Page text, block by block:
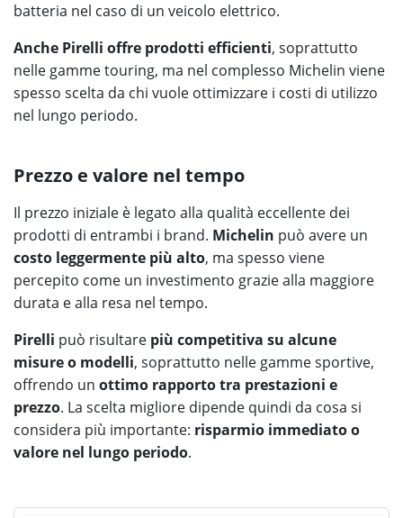
batteria nel caso di un veicolo elettrico.
Anche Pirelli offre prodotti efficienti, soprattutto
nelle gamme touring, ma nel complesso Michelin viene
spesso scelta da chi vuole ottimizzare i costi di utilizzo
nel lungo periodo.
Prezzo e valore nel tempo
Il prezzo iniziale è legato alla qualità eccellente dei
prodotti di entrambi i brand. Michelin può avere un
costo leggermente più alto, ma spesso viene
percepito come un investimento grazie alla maggiore
durata e alla resa nel tempo.
Pirelli può risultare più competitiva su alcune
misure o modelli, soprattutto nelle gamme sportive,
offrendo un ottimo rapporto tra prestazioni e
prezzo. La scelta migliore dipende quindi da cosa si
considera più importante: risparmio immediato o
valore nel lungo periodo.